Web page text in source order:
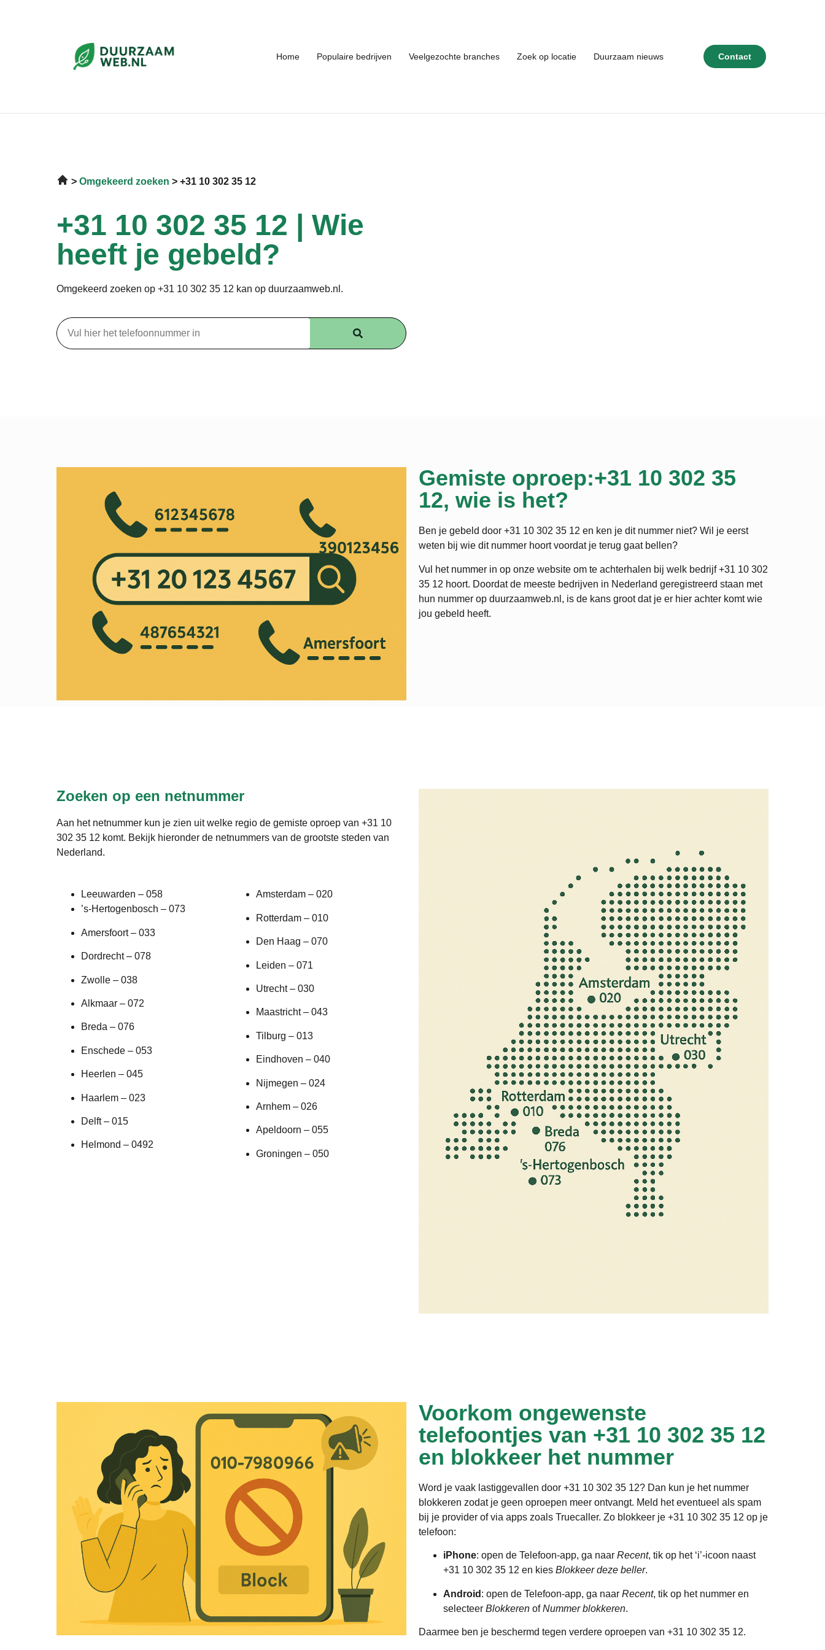
Home Populaire bedrijven Veelgezochte branches Zoek op locatie Duurzaam nieuws Contact
Omgekeerd zoeken +31 10 302 35 12
+31 10 302 35 12 | Wie
heeft je gebeld?
Omgekeerd zoeken op +31 10 302 35 12 kan op duurzaamweb.nl.
Gemiste oproep:+31 10 302 35
12, wie is het?
Ben je gebeld door +31 10 302 35 12 en ken je dit nummer niet? Wil je eerst
weten bij wie dit nummer hoort voordat je terug gaat bellen?
Vul het nummer in op onze website om te achterhalen bij welk bedrijf+31 10 302
35 12 hoort. Doordat de meeste bedrijven in Nederland geregistreerd staan met
hun nummer op duurzaamweb.nl, is de kans groot dat je er hier achter komt wie
jou gebeld heeft.
Zoeken op een netnummer
Aan het netnummer kun je zien uit welke regio de gemiste oproep van +31 10
302 35 12 komt. Bekijk hieronder de netnummers van de grootste steden van
Nederland.
Leeuwarden – 058
’s-Hertogenbosch – 073
Amersfoort – 033
Dordrecht – 078
Zwolle – 038
Alkmaar – 072
Breda – 076
Enschede – 053
Heerlen – 045
Haarlem – 023
Delft – 015
Helmond – 0492
Amsterdam – 020
Rotterdam – 010
Den Haag – 070
Leiden – 071
Utrecht – 030
Maastricht – 043
Tilburg – 013
Eindhoven – 040
Nijmegen – 024
Arnhem – 026
Apeldoorn – 055
Groningen – 050
Voorkom ongewenste
telefoontjes van +31 10 302 35 12
en blokkeer het nummer
Word je vaak lastiggevallen door +31 10 302 35 12? Dan kun je het nummer
blokkeren zodat je geen oproepen meer ontvangt. Meld het eventueel als spam
bij je provider of via apps zoals Truecaller. Zo blokkeer je +31 10 302 35 12 op je
telefoon:
iPhone: open de Telefoon-app, ga naar Recent, tik op het ‘i’-icoon naast
+31 10 302 35 12 en kies Blokkeer deze beller.
Android : open de Telefoon-app, ga naar Recent, tik op het nummer en
selecteer Blokkeren ofNummer blokkeren.
Daarmee ben je beschermd tegen verdere oproepen van +31 10 302 35 12.